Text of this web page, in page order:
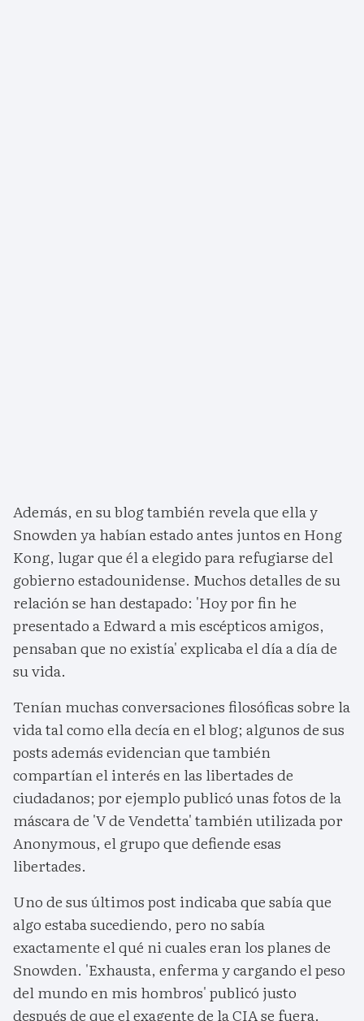
Además, en su blog también revela que ella y
Snowden ya habían estado antes juntos en Hong
Kong, lugar que él a elegido para refugiarse del
gobierno estadounidense. Muchos detalles de su
relación se han destapado: 'Hoy por fin he
presentado a Edward a mis escépticos amigos,
pensaban que no existía' explicaba el día a día de
su vida.
Tenían muchas conversaciones filosóficas sobre la
vida tal como ella decía en el blog; algunos de sus
posts además evidencian que también
compartían el interés en las libertades de
ciudadanos; por ejemplo publicó unas fotos de la
máscara de 'V de Vendetta' también utilizada por
Anonymous, el grupo que defiende esas
libertades.
Uno de sus últimos post indicaba que sabía que
algo estaba sucediendo, pero no sabía
exactamente el qué ni cuales eran los planes de
Snowden. 'Exhausta, enferma y cargando el peso
del mundo en mis hombros' publicó justo
después de que el exagente de la CIA se fuera.